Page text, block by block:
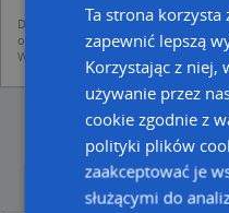
Dane pochodzą z publicznych baz
oraz od podmiotów zewnętrznych.
Więcej informacji dot. RODO:
http://
Ta strona
zapewnić lepszą
Korzystając z niej,
używanie przez
cookie zgodnie z
polityki plików
zaakceptować je
służącymi do